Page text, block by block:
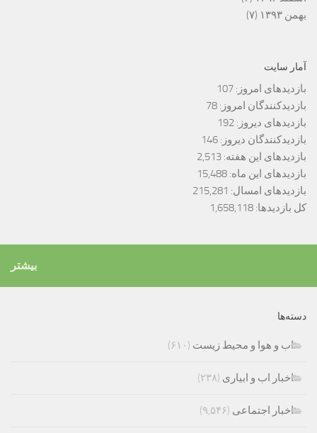
بهمن ۱۳۹۳
(۷)
آمار سایت
بازدیدهای امروز: 107
بازدیدکنندگان امروز: 78
بازدیدهای دیروز: 192
بازدیدکنندگان دیروز: 146
بازدیدهای این هفته: 2,513
بازدیدهای این ماه: 15,488
بازدیدهای امسال: 215,281
کل بازدیدها: 1,658,118
بیشتر
دسته‌ها
اب و هوا و محیط زیست (۶۱۰)
اخبار اب و ابیاری (۲۳۸)
اخبار اجتماعی (۹,۵۴۶)